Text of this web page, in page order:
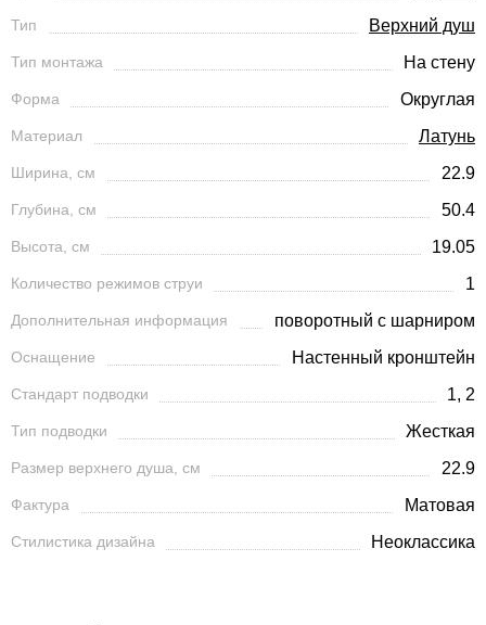
Тип Верхний душ
Тип монтажа На стену
Форма Округлая
Материал Латунь
Ширина, см 22.9
Глубина, см 50.4
Высота, см 19.05
Количество режимов струи 1
Дополнительная информация поворотный с шарниром
Оснащение Настенный кронштейн
Стандарт подводки 1, 2
Тип подводки Жесткая
Размер верхнего душа, см 22.9
Фактура Матовая
Стилистика дизайна Неоклассика